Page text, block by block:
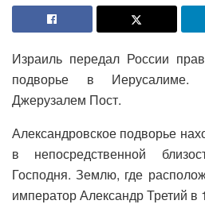
Израиль передал России
подворье в
Джерузалем Пост.
Александровское подворье
в непосредственной
Господня. Землю, где
император Александр Третий в